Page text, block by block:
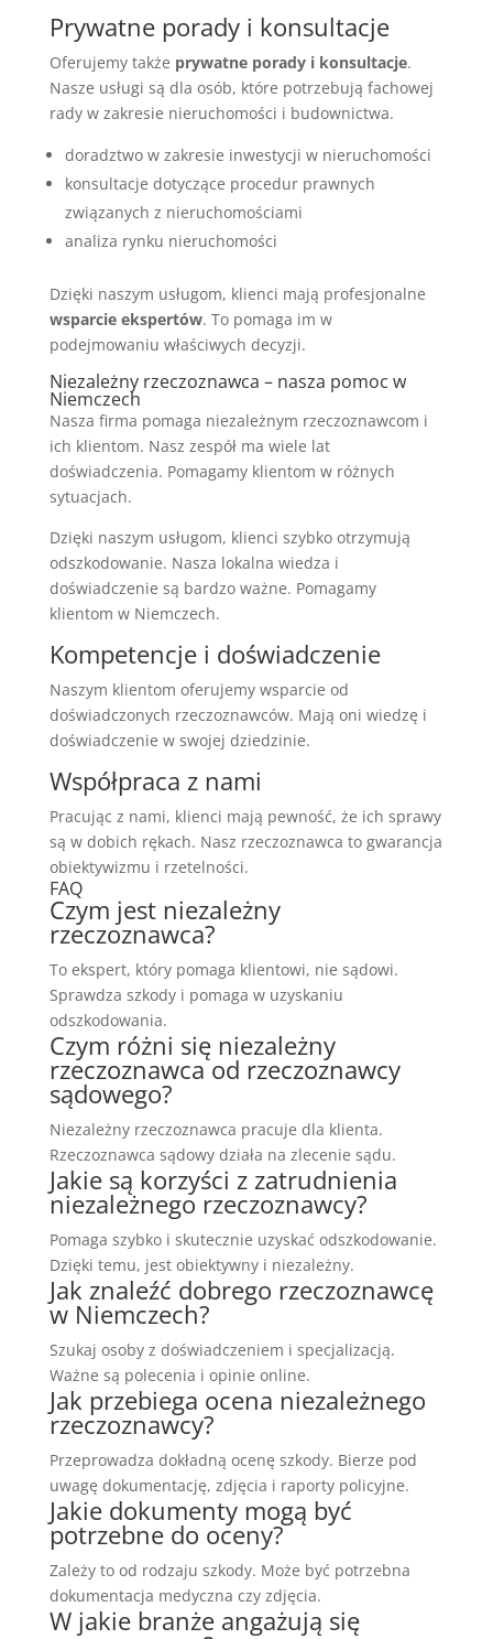
Prywatne porady i konsultacje
Oferujemy także prywatne porady i konsultacje.
Nasze usługi są dla osób, które potrzebują fachowej
rady w zakresie nieruchomości i budownictwa.
doradztwo w zakresie inwestycji w nieruchomości
konsultacje dotyczące procedur prawnych
związanych z nieruchomościami
analiza rynku nieruchomości
Dzięki naszym usługom, klienci mają profesjonalne
wsparcie ekspertów. To pomaga im w
podejmowaniu właściwych decyzji.
Niezależny rzeczoznawca – nasza pomoc w
Niemczech
Nasza firma pomaga niezależnym rzeczoznawcom i
ich klientom. Nasz zespół ma wiele lat
doświadczenia. Pomagamy klientom w różnych
sytuacjach.
Dzięki naszym usługom, klienci szybko otrzymują
odszkodowanie. Nasza lokalna wiedza i
doświadczenie są bardzo ważne. Pomagamy
klientom w Niemczech.
Kompetencje i doświadczenie
Naszym klientom oferujemy wsparcie od
doświadczonych rzeczoznawców. Mają oni wiedzę i
doświadczenie w swojej dziedzinie.
Współpraca z nami
Pracując z nami, klienci mają pewność, że ich sprawy
są w dobich rękach. Nasz rzeczoznawca to gwarancja
obiektywizmu i rzetelności.
FAQ
Czym jest niezależny
rzeczoznawca?
To ekspert, który pomaga klientowi, nie sądowi.
Sprawdza szkody i pomaga w uzyskaniu
odszkodowania.
Czym różni się niezależny
rzeczoznawca od rzeczoznawcy
sądowego?
Niezależny rzeczoznawca pracuje dla klienta.
Rzeczoznawca sądowy działa na zlecenie sądu.
Jakie są korzyści z zatrudnienia
niezależnego rzeczoznawcy?
Pomaga szybko i skutecznie uzyskać odszkodowanie.
Dzięki temu, jest obiektywny i niezależny.
Jak znaleźć dobrego rzeczoznawcę
w Niemczech?
Szukaj osoby z doświadczeniem i specjalizacją.
Ważne są polecenia i opinie online.
Jak przebiega ocena niezależnego
rzeczoznawcy?
Przeprowadza dokładną ocenę szkody. Bierze pod
uwagę dokumentację, zdjęcia i raporty policyjne.
Jakie dokumenty mogą być
potrzebne do oceny?
Zależy to od rodzaju szkody. Może być potrzebna
dokumentacja medyczna czy zdjęcia.
W jakie branże angażują się